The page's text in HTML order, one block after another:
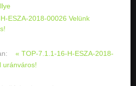
ESZA-2018-00026 Velünk
« TOP-7.1.1-16-H-ESZA-2018-
uránváros!